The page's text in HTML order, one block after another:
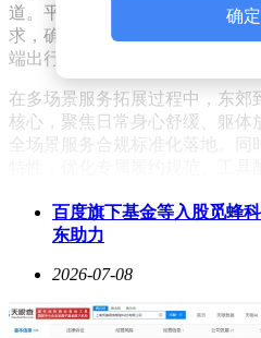
道。平台通过深度联动酒店服务
求，确保履约流程合规严谨、服
端出行的服务标准，为商旅出行
在多场景服务拓展过程中，东郊
核心，聚焦日常身心舒缓、躯体
全场景服务合规标准化落地。同
密，办公服务强调高效便捷，
告别了行业单一场景、统一模板
东郊到家的多场景战略不仅构建
生态，更推动了上门推拿行业的
确定
百度旗下基金等入股觅蜂
东助力
2026-07-08